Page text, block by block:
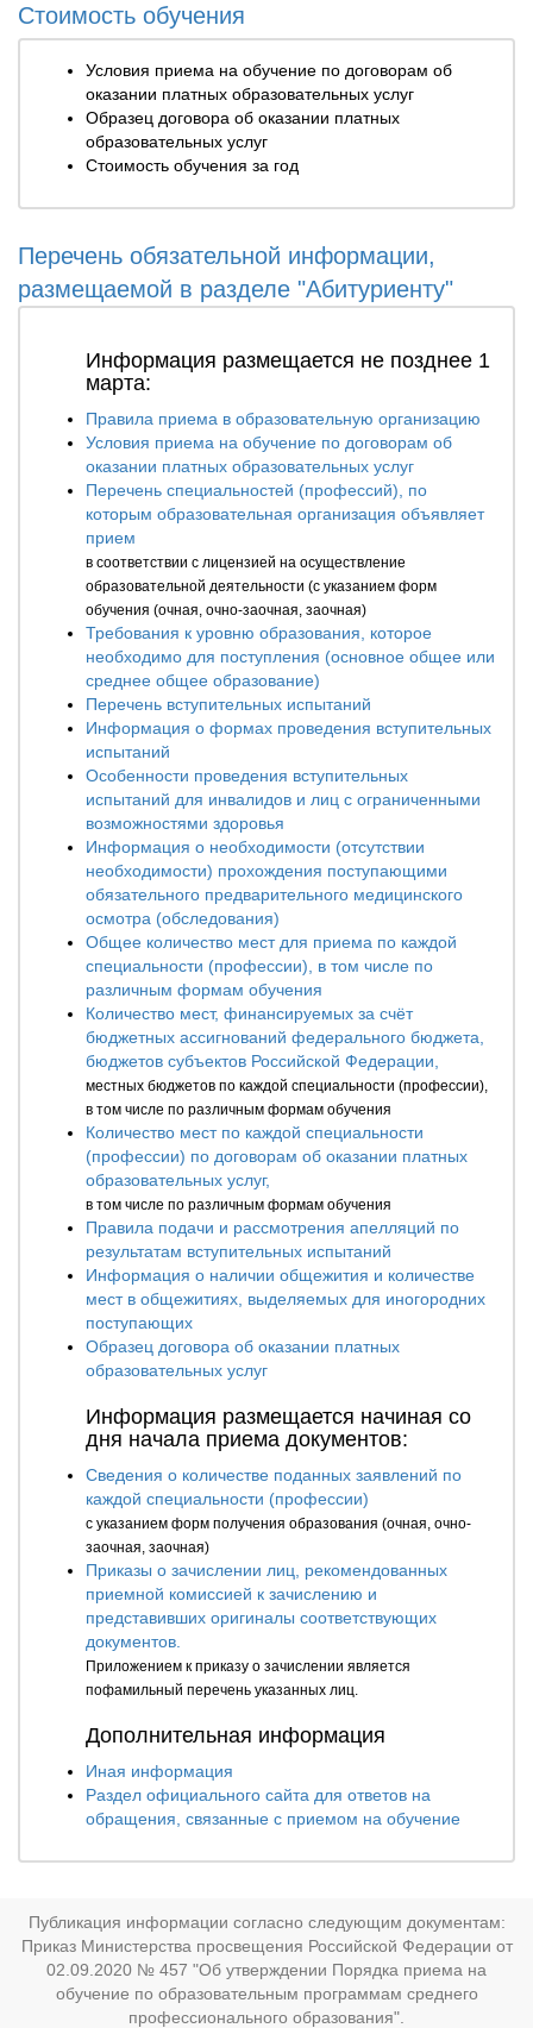
Стоимость обучения
Условия приема на обучение по договорам об
оказании платных образовательных услуг
Образец договора об оказании платных
образовательных услуг
Стоимость обучения за год
Перечень обязательной информации,
размещаемой в разделе "Абитуриенту"
Информация размещается не позднее 1
марта:
Правила приема в образовательную организацию
Условия приема на обучение по договорам об
оказании платных образовательных услуг
Перечень специальностей (профессий), по
которым образовательная организация объявляет
прием
в соответствии с лицензией на осуществление
образовательной деятельности (с указанием форм
обучения (очная, очно-заочная, заочная)
Требования к уровню образования, которое
необходимо для поступления (основное общее или
среднее общее образование)
Перечень вступительных испытаний
Информация о формах проведения вступительных
испытаний
Особенности проведения вступительных
испытаний для инвалидов и лиц с ограниченными
возможностями здоровья
Информация о необходимости (отсутствии
необходимости) прохождения поступающими
обязательного предварительного медицинского
осмотра (обследования)
Общее количество мест для приема по каждой
специальности (профессии), в том числе по
различным формам обучения
Количество мест, финансируемых за счёт
бюджетных ассигнований федерального бюджета,
бюджетов субъектов Российской Федерации,
местных бюджетов по каждой специальности (профессии),
в том числе по различным формам обучения
Количество мест по каждой специальности
(профессии) по договорам об оказании платных
образовательных услуг,
в том числе по различным формам обучения
Правила подачи и рассмотрения апелляций по
результатам вступительных испытаний
Информация о наличии общежития и количестве
мест в общежитиях, выделяемых для иногородних
поступающих
Образец договора об оказании платных
образовательных услуг
Информация размещается начиная со
дня начала приема документов:
Сведения о количестве поданных заявлений по
каждой специальности (профессии)
с указанием форм получения образования (очная, очно-
заочная, заочная)
Приказы о зачислении лиц, рекомендованных
приемной комиссией к зачислению и
представивших оригиналы соответствующих
документов.
Приложением к приказу о зачислении является
пофамильный перечень указанных лиц.
Дополнительная информация
Иная информация
Раздел официального сайта для ответов на
обращения, связанные с приемом на обучение
Публикация информации согласно следующим документам:
Приказ Министерства просвещения Российской Федерации от
02.09.2020 № 457 "Об утверждении Порядка приема на
обучение по образовательным программам среднего
профессионального образования".